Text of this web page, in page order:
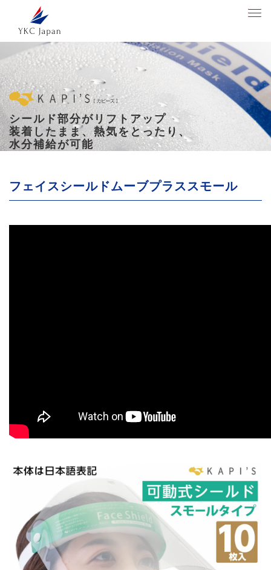
シールド部分がリフトアップ
装着したまま、熱気をとったり、
水分補給が可能
フェイスシールドムーブプラススモール